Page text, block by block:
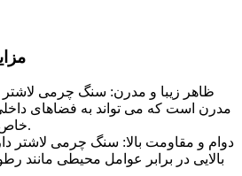
ظاهر زیبا و مدرن: سنگ چرمی لاشتر
مدرن است که می تواند به فضاهای
خاص و چشم نواز ببخشد.
دوام و مقاومت بالا: سنگ چرمی لاشتر
بالایی در برابر عوامل محیطی مانند